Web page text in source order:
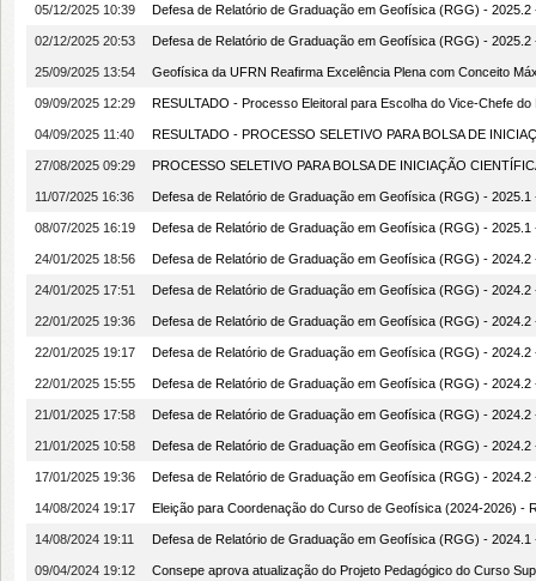
05/12/2025 10:39 Defesa de Relatório de Graduação em Geofísica (RGG) -
02/12/2025 20:53 Defesa de Relatório de Graduação em Geofísica (RGG) - 2025.2
25/09/2025 13:54 Geofísica da UFRN Reafirma Excelência Plena com Conceito
09/09/2025 12:29 RESULTADO - Processo Eleitoral para Escolha do Vice-Chefe
04/09/2025 11:40 RESULTADO - PROCESSO SELETIVO PARA BOLSA DE
27/08/2025 09:29 PROCESSO SELETIVO PARA BOLSA DE INICIAÇÃO
11/07/2025 16:36 Defesa de Relatório de Graduação em Geofísica (RGG) -
08/07/2025 16:19 Defesa de Relatório de Graduação em Geofísica (RGG) -
24/01/2025 18:56 Defesa de Relatório de Graduação em Geofísica (RGG) -
24/01/2025 17:51 Defesa de Relatório de Graduação em Geofísica (RGG) -
22/01/2025 19:36 Defesa de Relatório de Graduação em Geofísica (RGG) -
22/01/2025 19:17 Defesa de Relatório de Graduação em Geofísica (RGG) -
22/01/2025 15:55 Defesa de Relatório de Graduação em Geofísica (RGG) -
21/01/2025 17:58 Defesa de Relatório de Graduação em Geofísica (RGG) -
21/01/2025 10:58 Defesa de Relatório de Graduação em Geofísica (RGG) -
17/01/2025 19:36 Defesa de Relatório de Graduação em Geofísica (RGG) -
14/08/2024 19:17 Eleição para Coordenação do Curso de Geofísica (2024-2026) -
14/08/2024 19:11 Defesa de Relatório de Graduação em Geofísica (RGG) -
09/04/2024 19:12 Consepe aprova atualização do Projeto Pedagógico do Curso